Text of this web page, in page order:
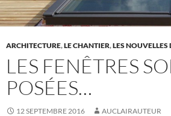
ARCHITECTURE,LE CHANTIER,LES NOUVELLES
LES FENÊTRES
POSÉES…
12 SEPTEMBRE 2016 AUCLAIRAUTEUR